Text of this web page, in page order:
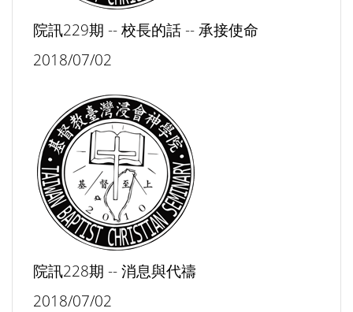
院訊229期 -- 校長的話 -- 承接使命
2018/07/02
院訊228期 -- 消息與代禱
2018/07/02